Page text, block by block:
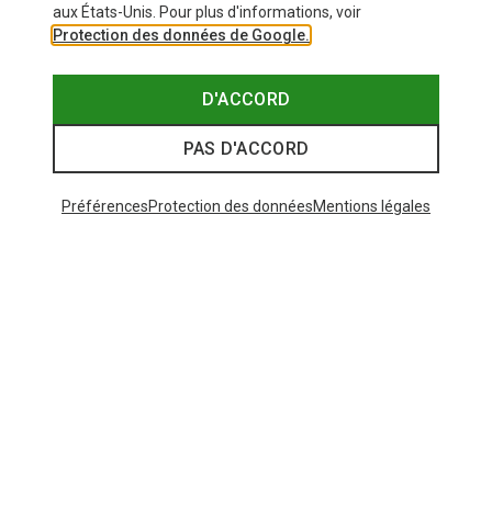
aux États-Unis. Pour plus d'informations, voir
Protection des données de Google.
D'ACCORD
PAS D'ACCORD
PréférencesProtection des donnéesMentions légales